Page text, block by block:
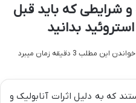
شرایطی که باید قبل
بدانید
خواندن این مطلب 3 دقیقه زمان میبرد
که به دلیل اثرات آنابولیک و